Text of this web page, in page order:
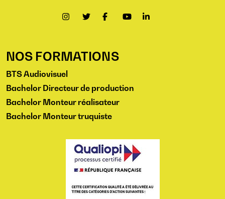
NOS FORMATIONS
BTS Audiovisuel
Bachelor Directeur de production
Bachelor Monteur réalisateur
Bachelor Monteur truquiste